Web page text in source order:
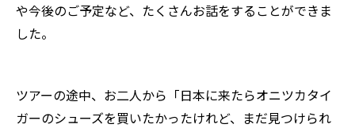
や今後のご予定など、たくさんお話をすることができま
した。
ツアーの途中、お二人から「日本に来たらオニツカタイ
ガーのシューズを買いたかったけれど、まだ見つけられ